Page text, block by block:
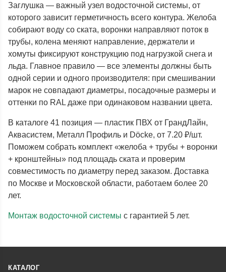
Заглушка — важный узел водосточной системы, от
которого зависит герметичность всего контура. Желоба
собирают воду со ската, воронки направляют поток в
трубы, колена меняют направление, держатели и
хомуты фиксируют конструкцию под нагрузкой снега и
льда. Главное правило — все элементы должны быть
одной серии и одного производителя: при смешивании
марок не совпадают диаметры, посадочные размеры и
оттенки по RAL даже при одинаковом названии цвета.
В каталоге 41 позиция — пластик ПВХ от ГрандЛайн,
Аквасистем, Металл Профиль и Döcke, от 7.20 ₽/шт.
Поможем собрать комплект «желоба + трубы + воронки
+ кронштейны» под площадь ската и проверим
совместимость по диаметру перед заказом. Доставка
по Москве и Московской области, работаем более 20
лет.
Монтаж водосточной системы с гарантией 5 лет.
КАТАЛОГ